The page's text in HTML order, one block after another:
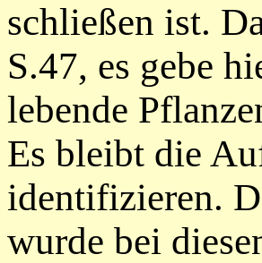
schließen ist.
S.47, es gebe
lebende
Es bleibt die
identifizieren.
wurde bei